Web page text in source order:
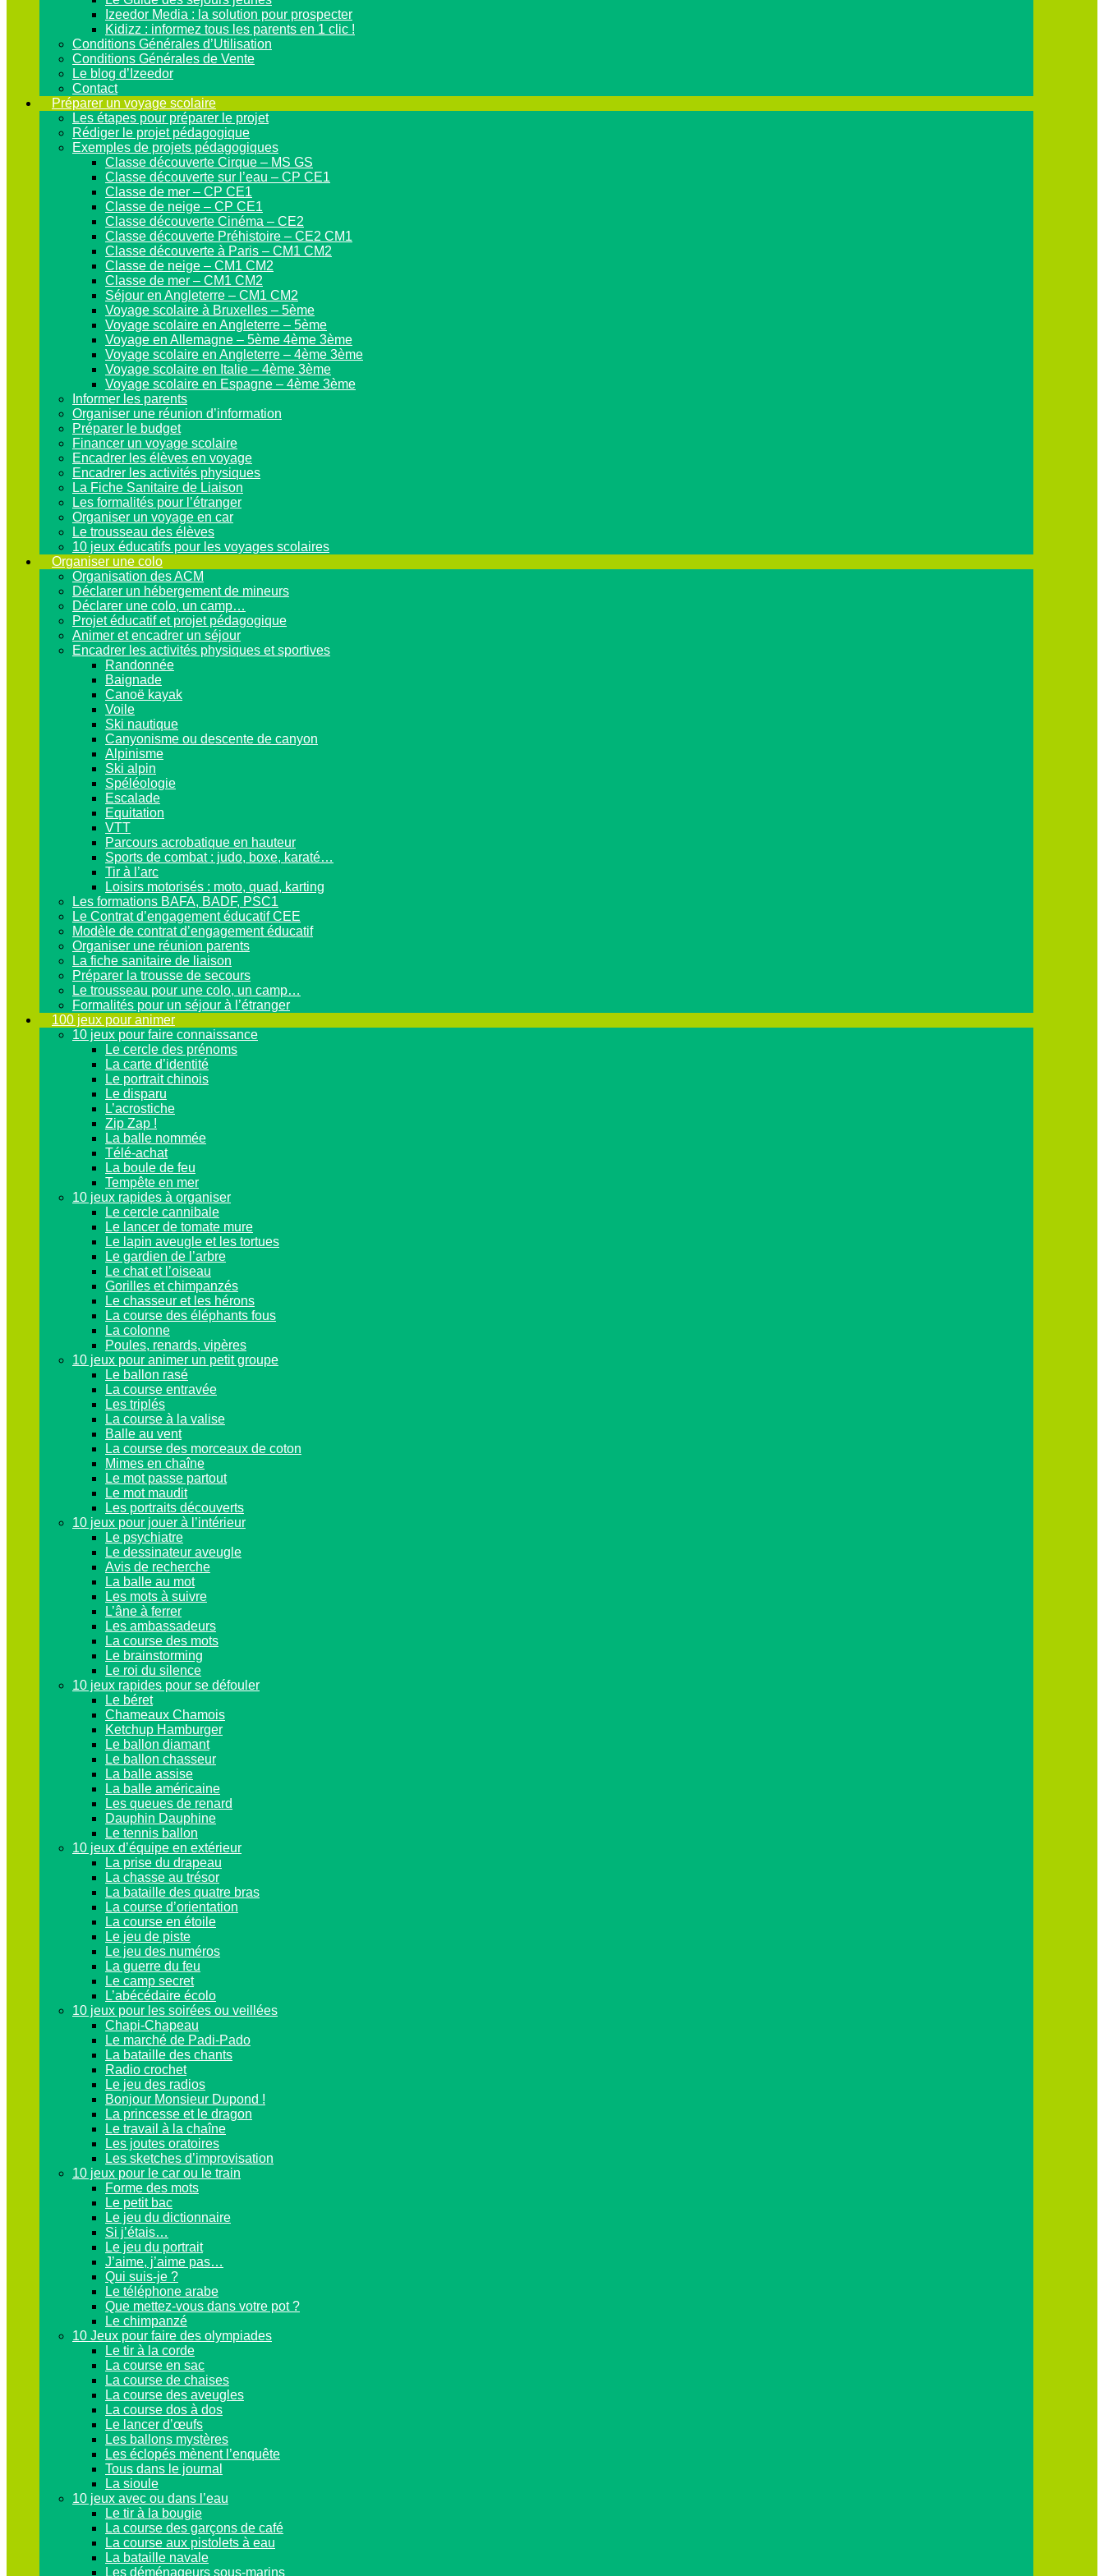
Izeedor Media : la solution pour prospecter
Kidizz : informez tous les parents en 1 clic !
Conditions Générales d’Utilisation
Conditions Générales de Vente
Le blog d’Izeedor
Contact
Préparer un voyage scolaire
Les étapes pour préparer le projet
Rédiger le projet pédagogique
Exemples de projets pédagogiques
Classe découverte Cirque – MS GS
Classe découverte sur l’eau – CP CE1
Classe de mer – CP CE1
Classe de neige – CP CE1
Classe découverte Cinéma – CE2
Classe découverte Préhistoire – CE2 CM1
Classe découverte à Paris – CM1 CM2
Classe de neige – CM1 CM2
Classe de mer – CM1 CM2
Séjour en Angleterre – CM1 CM2
Voyage scolaire à Bruxelles – 5ème
Voyage scolaire en Angleterre – 5ème
Voyage en Allemagne – 5ème 4ème 3ème
Voyage scolaire en Angleterre – 4ème 3ème
Voyage scolaire en Italie – 4ème 3ème
Voyage scolaire en Espagne – 4ème 3ème
Informer les parents
Organiser une réunion d’information
Préparer le budget
Financer un voyage scolaire
Encadrer les élèves en voyage
Encadrer les activités physiques
La Fiche Sanitaire de Liaison
Les formalités pour l’étranger
Organiser un voyage en car
Le trousseau des élèves
10 jeux éducatifs pour les voyages scolaires
Organiser une colo
Organisation des ACM
Déclarer un hébergement de mineurs
Déclarer une colo, un camp…
Projet éducatif et projet pédagogique
Animer et encadrer un séjour
Encadrer les activités physiques et sportives
Randonnée
Baignade
Canoë kayak
Voile
Ski nautique
Canyonisme ou descente de canyon
Alpinisme
Ski alpin
Spéléologie
Escalade
Equitation
VTT
Parcours acrobatique en hauteur
Sports de combat : judo, boxe, karaté…
Tir à l’arc
Loisirs motorisés : moto, quad, karting
Les formations BAFA, BADF, PSC1
Le Contrat d’engagement éducatif CEE
Modèle de contrat d’engagement éducatif
Organiser une réunion parents
La fiche sanitaire de liaison
Préparer la trousse de secours
Le trousseau pour une colo, un camp…
Formalités pour un séjour à l’étranger
100 jeux pour animer
10 jeux pour faire connaissance
Le cercle des prénoms
La carte d’identité
Le portrait chinois
Le disparu
L’acrostiche
Zip Zap !
La balle nommée
Télé-achat
La boule de feu
Tempête en mer
10 jeux rapides à organiser
Le cercle cannibale
Le lancer de tomate mure
Le lapin aveugle et les tortues
Le gardien de l’arbre
Le chat et l’oiseau
Gorilles et chimpanzés
Le chasseur et les hérons
La course des éléphants fous
La colonne
Poules, renards, vipères
10 jeux pour animer un petit groupe
Le ballon rasé
La course entravée
Les triplés
La course à la valise
Balle au vent
La course des morceaux de coton
Mimes en chaîne
Le mot passe partout
Le mot maudit
Les portraits découverts
10 jeux pour jouer à l’intérieur
Le psychiatre
Le dessinateur aveugle
Avis de recherche
La balle au mot
Les mots à suivre
L’âne à ferrer
Les ambassadeurs
La course des mots
Le brainstorming
Le roi du silence
10 jeux rapides pour se défouler
Le béret
Chameaux Chamois
Ketchup Hamburger
Le ballon diamant
Le ballon chasseur
La balle assise
La balle américaine
Les queues de renard
Dauphin Dauphine
Le tennis ballon
10 jeux d’équipe en extérieur
La prise du drapeau
La chasse au trésor
La bataille des quatre bras
La course d’orientation
La course en étoile
Le jeu de piste
Le jeu des numéros
La guerre du feu
Le camp secret
L’abécédaire écolo
10 jeux pour les soirées ou veillées
Chapi-Chapeau
Le marché de Padi-Pado
La bataille des chants
Radio crochet
Le jeu des radios
Bonjour Monsieur Dupond !
La princesse et le dragon
Le travail à la chaîne
Les joutes oratoires
Les sketches d’improvisation
10 jeux pour le car ou le train
Forme des mots
Le petit bac
Le jeu du dictionnaire
Si j’étais…
Le jeu du portrait
J’aime, j’aime pas…
Qui suis-je ?
Le téléphone arabe
Que mettez-vous dans votre pot ?
Le chimpanzé
10 Jeux pour faire des olympiades
Le tir à la corde
La course en sac
La course de chaises
La course des aveugles
La course dos à dos
Le lancer d’œufs
Les ballons mystères
Les éclopés mènent l’enquête
Tous dans le journal
La sioule
10 jeux avec ou dans l’eau
Le tir à la bougie
La course des garçons de café
La course aux pistolets à eau
La bataille navale
Les déménageurs sous-marins